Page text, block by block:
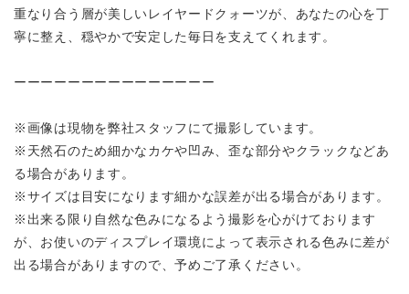
重なり合う層が美しいレイヤードクォーツが、あなたの心を丁
寧に整え、穏やかで安定した毎日を支えてくれます。
ーーーーーーーーーーーーーーー
※画像は現物を弊社スタッフにて撮影しています。
※天然石のため細かなカケや凹み、歪な部分やクラックなどあ
る場合があります。
※サイズは目安になります細かな誤差が出る場合があります。
※出来る限り自然な色みになるよう撮影を心がけております
が、お使いのディスプレイ環境によって表示される色みに差が
出る場合がありますので、予めご了承ください。